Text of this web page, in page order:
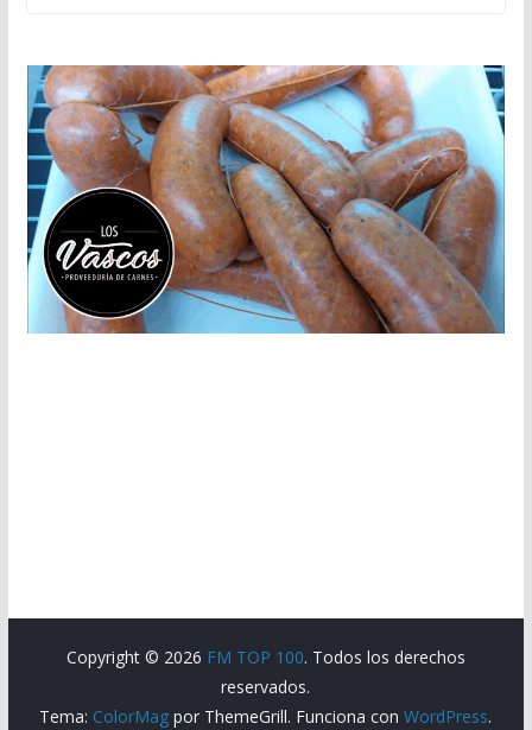
Copyright © 2026 FM TOP 100. Todos los derechos
reservados.
Tema: ColorMag por ThemeGrill. Funciona conWordPress.